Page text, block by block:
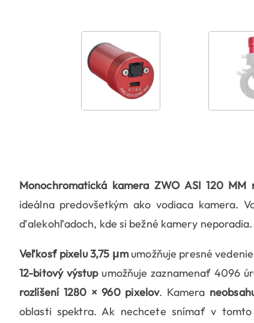
Monochromatická kamera ZWO ASI 120 MM
ideálna predovšetkým ako vodiaca kamera.
ďalekohľadoch, kde si bežné kamery neporadia.
Veľkosť pixelu 3,75 μmumožňuje presné
12-bitový výstupumožňuje zaznamenať 4096
rozlíšení 1280 × 960 pixelov. Kamera
oblasti spektra. Ak nechcete snímať v